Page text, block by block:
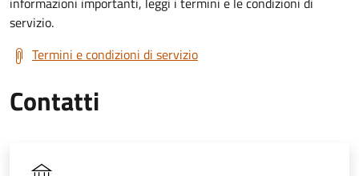
servizio.
Termini e condizioni di servizio
Contatti